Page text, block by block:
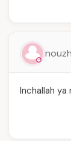
Inchallah ya